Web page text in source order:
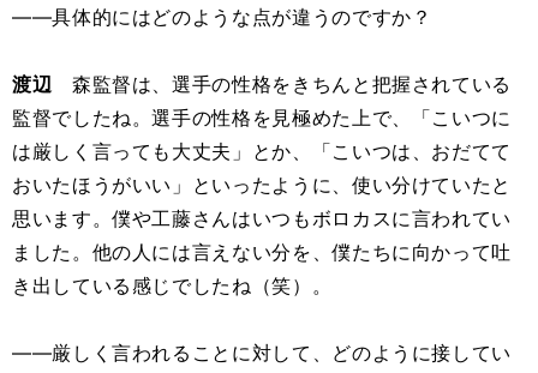
――具体的にはどのような点が違うのですか？
渡辺 森監督は、選手の性格をきちんと把握されている
監督でしたね。選手の性格を見極めた上で、「こいつに
は厳しく言っても大丈夫」とか、「こいつは、おだてて
おいたほうがいい」といったように、使い分けていたと
思います。僕や工藤さんはいつもボロカスに言われてい
ました。他の人には言えない分を、僕たちに向かって吐
き出している感じでしたね（笑）。
――厳しく言われることに対して、どのように接してい